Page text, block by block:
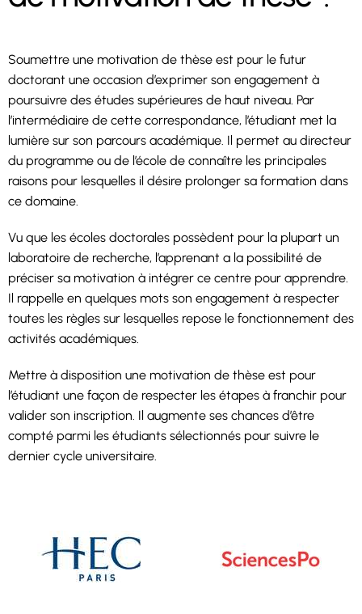
Soumettre une motivation de thèse est pour le futur
doctorant une occasion d’exprimer son engagement à
poursuivre des études supérieures de haut niveau. Par
l’intermédiaire de cette correspondance, l’étudiant met la
lumière sur son parcours académique. Il permet au directeur
du programme ou de l’école de connaître les principales
raisons pour lesquelles il désire prolonger sa formation dans
ce domaine.
Vu que les écoles doctorales possèdent pour la plupart un
laboratoire de recherche, l’apprenant a la possibilité de
préciser sa motivation à intégrer ce centre pour apprendre.
Il rappelle en quelques mots son engagement à respecter
toutes les règles sur lesquelles repose le fonctionnement des
activités académiques.
Mettre à disposition une motivation de thèse est pour
l’étudiant une façon de respecter les étapes à franchir pour
valider son inscription. Il augmente ses chances d’être
compté parmi les étudiants sélectionnés pour suivre le
dernier cycle universitaire.